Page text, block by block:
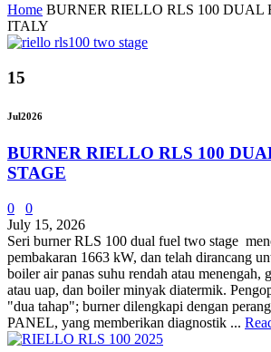
Home BURNER RIELLO RLS 100 DUAL
ITALY
15
Jul2026
BURNER RIELLO RLS 100
STAGE
0
0
July 15, 2026
Seri burner RLS 100 dual fuel two stage
pembakaran 1663 kW, dan telah dirancang
boiler air panas suhu rendah atau menengah,
atau uap, dan boiler minyak diatermik.
"dua tahap"; burner dilengkapi dengan
PANEL, yang memberikan diagnostik ...